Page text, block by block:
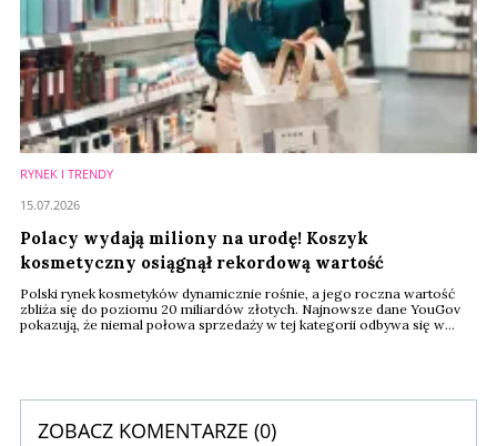
RYNEK I TRENDY
Polacy wydają miliony na urodę! Koszyk
kosmetyczny osiągnął rekordową wartość
Polski rynek kosmetyków dynamicznie rośnie, a jego roczna wartość
zbliża się do poziomu 20 miliardów złotych. Najnowsze dane YouGov
pokazują, że niemal połowa sprzedaży w tej kategorii odbywa się w
15.07.2026
ZOBACZ KOMENTARZE (0)